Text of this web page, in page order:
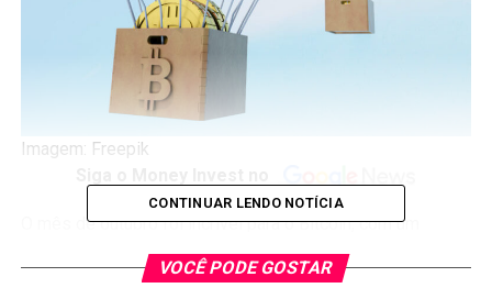
Imagem: Freepik
O mês de outubro foi incrível para o Bitcoin, com um
aumento de 14,8% e superando a marca de
Isso significa que o Bitcoin atingiu o patamar de R$
CONTINUAR LENDO NOTÍCIA
VOCÊ PODE GOSTAR